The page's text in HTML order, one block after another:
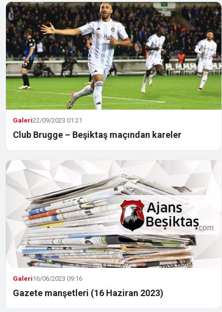
Galeri22/09/2023 01:21
Club Brugge – Beşiktaş maçından kareler
Galeri16/06/2023 09:16
Gazete manşetleri (16 Haziran 2023)